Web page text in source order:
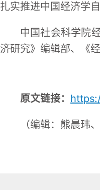
扎实推进中国经济学
中国社会科学院
济研究》编辑部、《
原文链接：
（编辑：熊晨玮